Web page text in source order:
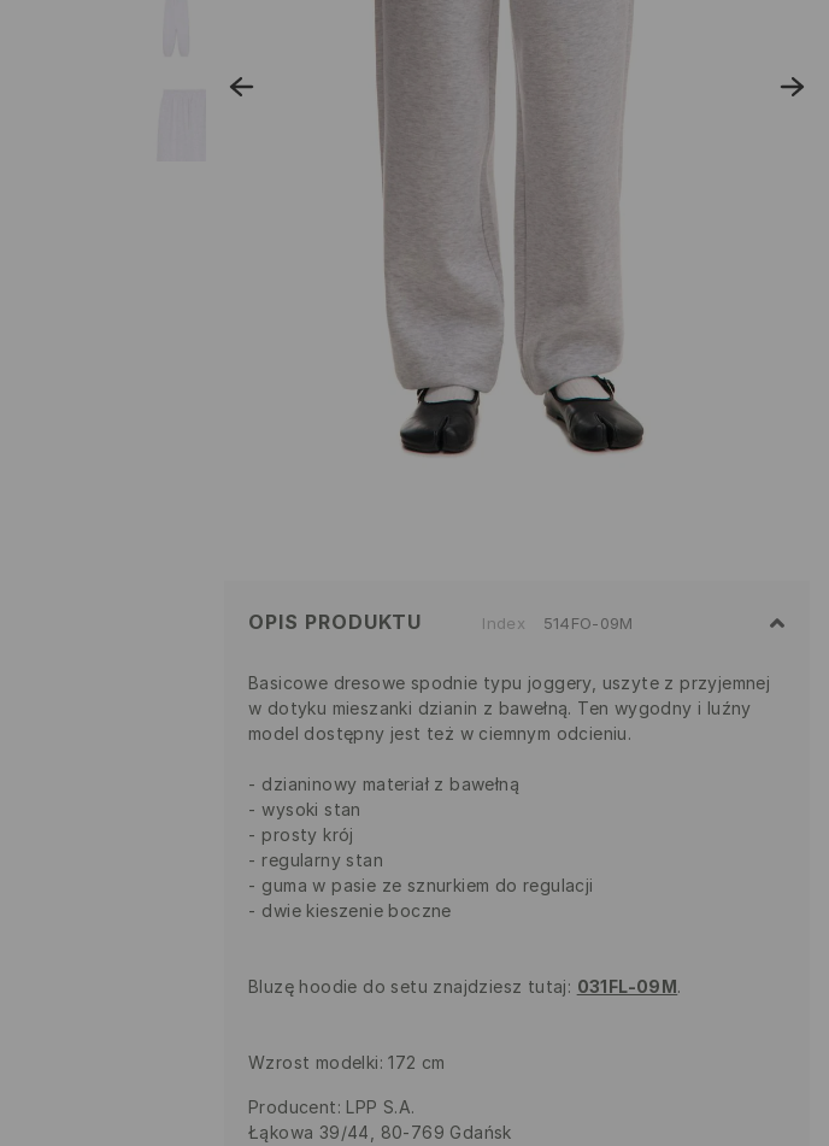
OPIS PRODUKTU Index 514FO-09M
Basicowe dresowe spodnie typu joggery, uszyte z przyjemnej
w dotyku mieszanki dzianin z bawełną. Ten wygodny i luźny
model dostępny jest też w ciemnym odcieniu.
dzianinowy materiał z bawełną
wysoki stan
prosty krój
regularny stan
guma w pasie ze sznurkiem do regulacji
dwie kieszenie boczne
Bluzę hoodie do setu znajdziesz tutaj: 031FL-09M .
Wzrost modelki: 172 cm
Producent: LPP S.A.
Łąkowa 39/44, 80-769 Gdańsk